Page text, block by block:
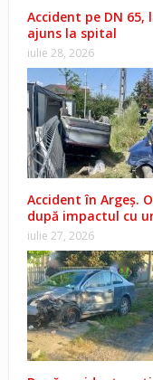
Accident pe DN 65,
ajuns la spital
iulie 28, 2026
Accident în Argeș.
după impactul cu
iulie 27, 2026